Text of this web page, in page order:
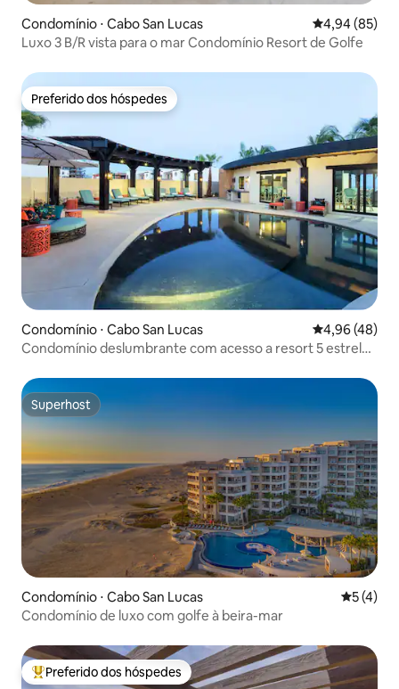
Condomínio ⋅ Cabo San Lucas 4,94 de uma
4,94 (85)
Luxo 3 B/R vista para o mar Condomínio Resort de Golfe
Preferido dos hóspedes
Preferido dos hóspedes
Condomínio ⋅ Cabo San Lucas 4,96 de uma
4,96 (48)
Condomínio deslumbrante com acesso a resort 5 estrelas
Superhost
Superhost
Condomínio ⋅ Cabo San Lucas 5 de
5 (4)
Condomínio de luxo com golfe à beira-mar
Entre os melhores preferidos dos hóspedes
Preferido dos hóspedes